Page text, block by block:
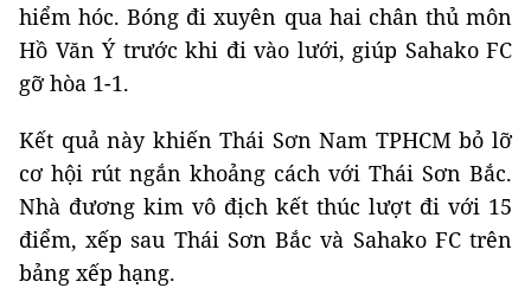
hiểm hóc. Bóng đi xuyên qua hai chân thủ môn
Hồ Văn Ý trước khi đi vào lưới, giúp Sahako FC
gỡ hòa 1-1.
Kết quả này khiến Thái Sơn Nam TPHCM bỏ lỡ
cơ hội rút ngắn khoảng cách với Thái Sơn Bắc.
Nhà đương kim vô địch kết thúc lượt đi với 15
điểm, xếp sau Thái Sơn Bắc và Sahako FC trên
bảng xếp hạng.